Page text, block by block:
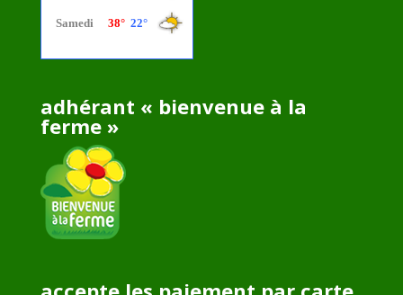
adhérant « bienvenue à la
ferme »